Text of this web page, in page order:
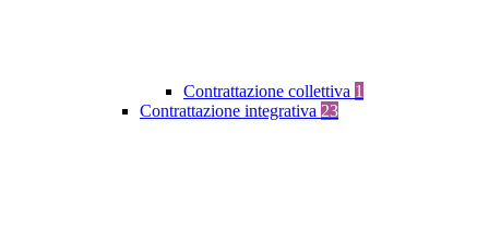
Contrattazione collettiva 1
Contrattazione integrativa 23